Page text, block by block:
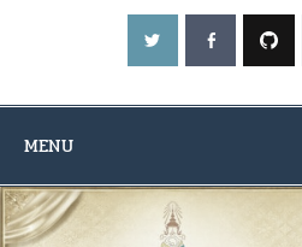
MENU